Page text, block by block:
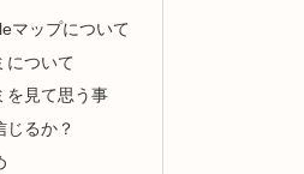
マップについて
について
を見て思う事
じるか？